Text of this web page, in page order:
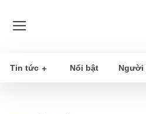
Tin tức Nổi bật Người